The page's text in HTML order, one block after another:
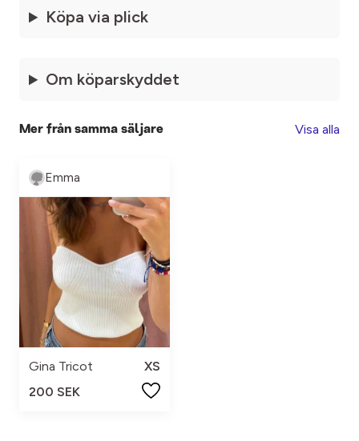
Köpa via plick
Om köparskyddet
Mer från samma säljare Visa alla
Emma
Gina Tricot
XS
200 SEK